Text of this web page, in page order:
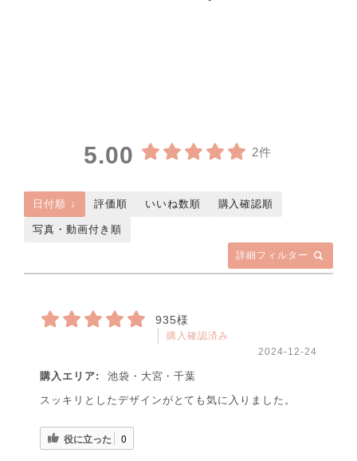
5.00 2件
詳細フィルター
日付順 ↓ 評価順 いいね数順 購入確認順
写真・動画付き順
935様
購入確認済み
2024-12-24
購入エリア:
池袋・大宮・千葉
スッキリとしたデザインがとても気に入りました。
役に立った 0